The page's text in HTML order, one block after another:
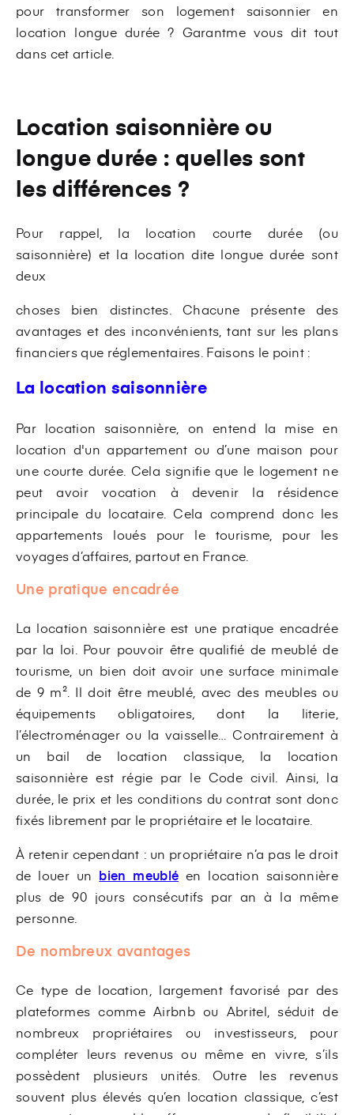
pour transformer son logement saisonnier en
location longue durée ? Garantme vous dit tout
dans cet article.
Location saisonnière ou
longue durée : quelles sont
les différences ?
Pour rappel, la location courte durée (ou
saisonnière) et la location dite longue durée sont
deux
choses bien distinctes. Chacune présente des
avantages et des inconvénients, tant sur les plans
financiers que réglementaires. Faisons le point :
La location saisonnière
Par location saisonnière, on entend la mise en
location d'un appartement ou d’une maison pour
une courte durée. Cela signifie que le logement ne
peut avoir vocation à devenir la résidence
principale du locataire. Cela comprend donc les
appartements loués pour le tourisme, pour les
voyages d’affaires, partout en France.
Une pratique encadrée
La location saisonnière est une pratique encadrée
par la loi. Pour pouvoir être qualifié de meublé de
tourisme, un bien doit avoir une surface minimale
de 9 m². Il doit être meublé, avec des meubles ou
équipements obligatoires, dont la literie,
l’électroménager ou la vaisselle… Contrairement à
un bail de location classique, la location
saisonnière est régie par le Code civil. Ainsi, la
durée, le prix et les conditions du contrat sont donc
fixés librement par le propriétaire et le locataire.
À retenir cependant : un propriétaire n’a pas le droit
de louer un bien meublé en location saisonnière
plus de 90 jours consécutifs par an à la même
personne.
De nombreux avantages
Ce type de location, largement favorisé par des
plateformes comme Airbnb ou Abritel, séduit de
nombreux propriétaires ou investisseurs, pour
compléter leurs revenus ou même en vivre, s’ils
possèdent plusieurs unités. Outre les revenus
souvent plus élevés qu’en location classique, c’est